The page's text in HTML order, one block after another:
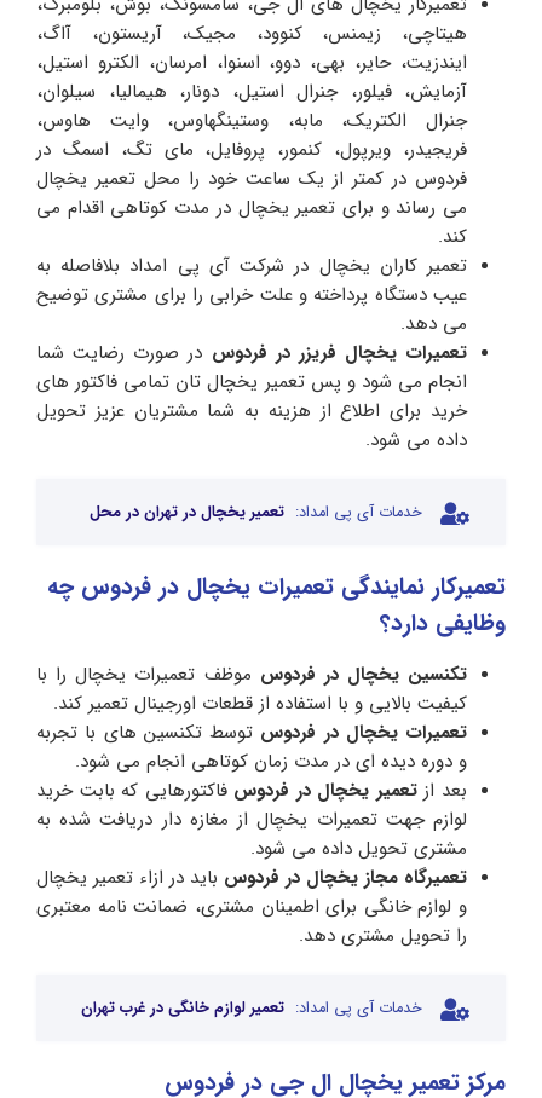
هیتاچی، زیمنس، کنوود، مجیک، آریستون، آاگ،
ایندزیت، حایر، بهی، دوو، اسنوا، امرسان، الکترو استیل،
آزمایش، فیلور، جنرال استیل، دونار، هیمالیا، سیلوان،
جنرال الکتریک، مابه، وستینگهاوس، وایت هاوس،
فریجیدر، ویرپول، کنمور، پروفایل، مای تگ، اسمگ در
فردوس در کمتر از یک ساعت خود را محل تعمیر یخچال
می رساند و برای تعمیر یخچال در مدت کوتاهی اقدام می
کند.
تعمیر کاران یخچال در شرکت آی پی امداد بلافاصله به
عیب دستگاه پرداخته و علت خرابی را برای مشتری توضیح
می دهد.
تعمیرات یخچال فریزر در فردوس در صورت رضایت شما
انجام می شود و پس تعمیر یخچال تان تمامی فاکتور های
خرید برای اطلاع از هزینه به شما مشتریان عزیز تحویل
داده می شود.
خدمات آی پی امداد: تعمیر یخچال در تهران در محل
تعمیرکار نمایندگی تعمیرات یخچال در فردوس چه
وظایفی دارد؟
تکنسین یخچال در فردوس موظف تعمیرات یخچال را با
کیفیت بالایی و با استفاده از قطعات اورجینال تعمیر کند.
تعمیرات یخچال در فردوس توسط تکنسین های با تجربه
و دوره دیده ای در مدت زمان کوتاهی انجام می شود.
بعد ازتعمیر یخچال در فردوسفاکتورهایی که بابت خرید
لوازم جهت تعمیرات یخچال از مغازه دار دریافت شده به
مشتری تحویل داده می شود.
تعمیرگاه مجاز یخچال در فردوس باید در ازاء تعمیر یخچال
و لوازم خانگی برای اطمینان مشتری، ضمانت نامه معتبری
را تحویل مشتری دهد.
خدمات آی پی امداد: تعمیر لوازم خانگی در غرب تهران
مرکز تعمیر یخچال ال جی در فردوس